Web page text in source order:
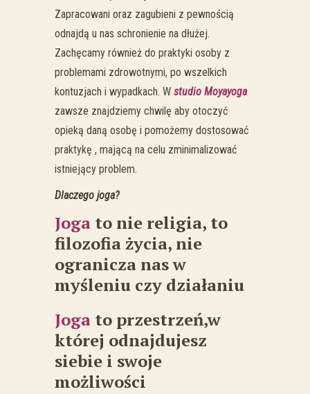
Zapracowani oraz zagubieni z pewnością
odnajdą u nas schronienie na dłużej.
Zachęcamy również do praktyki osoby z
problemami zdrowotnymi, po wszelkich
kontuzjach i wypadkach. W studio Moyayoga
zawsze znajdziemy chwilę aby otoczyć
opieką daną osobę i pomożemy dostosować
praktykę , mającą na celu zminimalizować
istniejący problem.
Dlaczego joga?
Joga to nie religia, to
filozofia życia, nie
ogranicza nas w
myśleniu czy działaniu
Joga to przestrzeń,w
której odnajdujesz
siebie i swoje
możliwości